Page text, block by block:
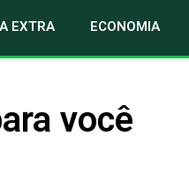
EXTRA ECONOMIA
você